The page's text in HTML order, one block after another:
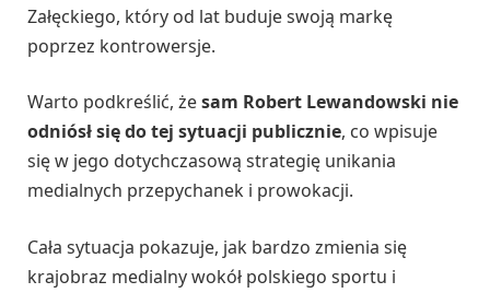
Załęckiego, który od lat buduje swoją markę
poprzez kontrowersje.
Warto podkreślić, żesam Robert Lewandowski nie
odniósł się do tej sytuacji publicznie, co wpisuje
się w jego dotychczasową strategię unikania
medialnych przepychanek i prowokacji.
Cała sytuacja pokazuje, jak bardzo zmienia się
krajobraz medialny wokół polskiego sportu i